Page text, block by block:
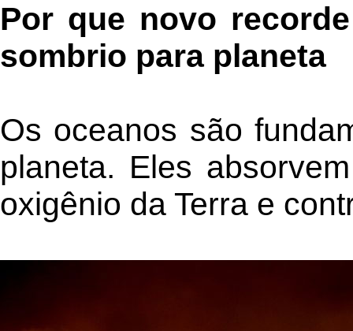
Por que novo
sombrio para planeta
Os oceanos são
planeta. Eles
oxigênio da Terra e